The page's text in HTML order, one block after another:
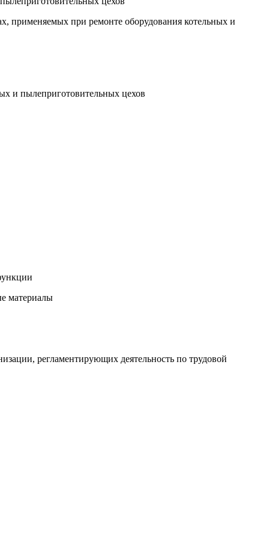
применяемых при ремонте оборудования котельных и
и пылеприготовительных цехов
материалы
регламентирующих деятельность по трудовой